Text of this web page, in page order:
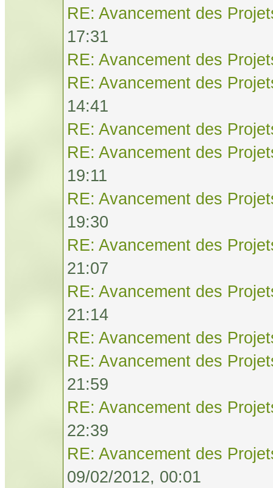
RE: Avancement des
17:31
RE: Avancement des
RE: Avancement des
14:41
RE: Avancement des
RE: Avancement des
19:11
RE: Avancement des
19:30
RE: Avancement des
21:07
RE: Avancement des
21:14
RE: Avancement des
RE: Avancement des
21:59
RE: Avancement des
22:39
RE: Avancement des
09/02/2012, 00:01